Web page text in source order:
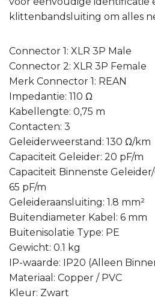
klittenbandsluiting om alles
Connector 1: XLR 3P Male
Connector 2: XLR 3P Female
Merk Connector 1: REAN
Impedantie: 110 Ω
Kabellengte: 0,75 m
Contacten: 3
Geleiderweerstand: 130 Ω/km
Capaciteit Geleider: 20 pF/m
Capaciteit Binnenste
65 pF/m
Geleideraansluiting: 1.8 mm²
Buitendiameter Kabel: 6 mm
Buitenisolatie Type: PE
Gewicht: 0.1 kg
IP-waarde: IP20 (Alleen
Materiaal: Copper / PVC
Kleur: Zwart